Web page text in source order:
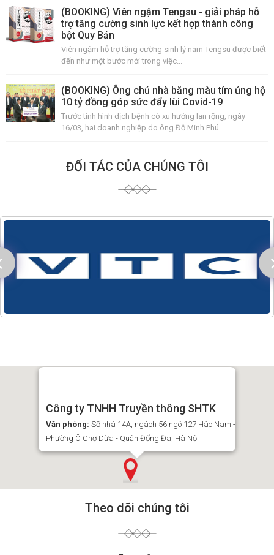
(BOOKING) Viên ngậm Tengsu - giải pháp hỗ
trợ tăng cường sinh lực kết hợp thành công
bột Quy Bản
Viên ngậm hỗ trợ tăng cường sinh lý nam Tengsu được biết
đến như một bước mới trong việc...
(BOOKING) Ông chủ nhà băng màu tím ủng hộ
10 tỷ đồng góp sức đẩy lùi Covid-19
Trước tình hình dịch bệnh có xu hướng lan rộng, ngày
16/03, hai doanh nghiệp do ông Đỗ Minh Phú...
ĐỐI TÁC CỦA CHÚNG TÔI
Công ty TNHH Truyền thông SHTK
Văn phòng: Số nhà 14A, ngách 56 ngõ 127 Hào Nam -
Phường Ô Chợ Dừa - Quận Đống Đa, Hà Nội
Theo dõi chúng tôi